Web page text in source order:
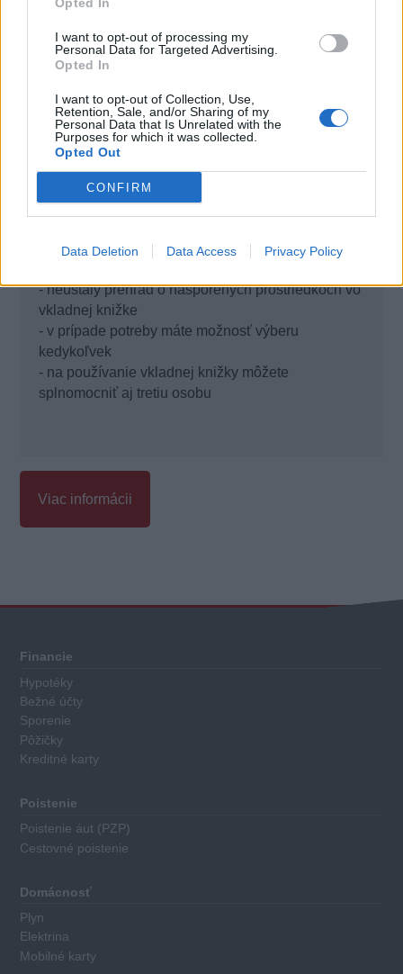
I want to opt-out of processing my
Personal Data for Targeted Advertising.
Opted In
I want to opt-out of Collection, Use,
Retention, Sale, and/or Sharing of my
Personal Data that Is Unrelated with the
Purposes for which it was collected.
Opted Out
CONFIRM
Data Deletion Data Access Privacy Policy
Poznámky:
Pravidelné sporenie s výhodami
- minimálny vklad len 7 eur
- pravidelné štvrťročné sporenie od 30 eur
sporenia
- neustály prehľad o nasporených prostriedkoch vo
vkladnej knižke
- v prípade potreby máte možnosť výberu
kedykoľvek
- na používanie vkladnej knižky môžete
splnomocniť aj tretiu osobu
Viac informácii
hodnotenie
Každý
sporiaci
finančný
produkt
má
priradené
za
nasledovné
kritéria:
základného
výška
Financie
Hypotéky
Bežné účty
Sporenie
Pôžičky
Kreditné karty
Poistenie
Poistenie áut (PZP)
Cestovné poistenie
Domácnosť
Plyn
Elektrina
Mobilné karty